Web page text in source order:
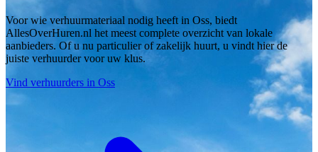
Voor wie verhuurmateriaal nodig heeft in Oss, biedt
AllesOverHuren.nl het meest complete overzicht van lokale
aanbieders. Of u nu particulier of zakelijk huurt, u vindt hier de
juiste verhuurder voor uw klus.
Vind verhuurders in Oss